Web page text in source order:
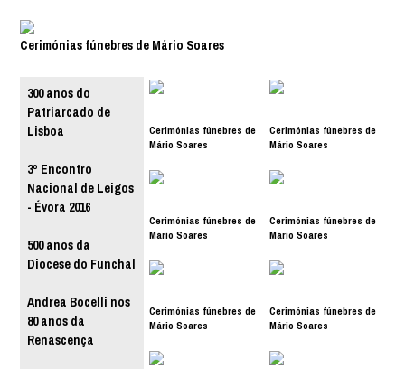
Cerimónias fúnebres de Mário Soares
300 anos do
Patriarcado de
Lisboa
3º Encontro
Nacional de Leigos
- Évora 2016
500 anos da
Diocese do Funchal
Andrea Bocelli nos
80 anos da
Renascença
Cerimónias fúnebres de
Mário Soares
Cerimónias fúnebres de
Mário Soares
Cerimónias fúnebres de
Mário Soares
Cerimónias fúnebres de
Mário Soares
Cerimónias fúnebres de
Mário Soares
Cerimónias fúnebres de
Mário Soares